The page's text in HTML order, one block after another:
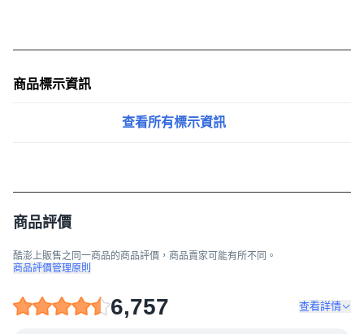
商品標示資訊
查看所有標示資訊
商品評價
酷澎上販售之同一商品的商品評價，商品賣家可能有所不同。
商品評價管理原則
6,757 查看詳情